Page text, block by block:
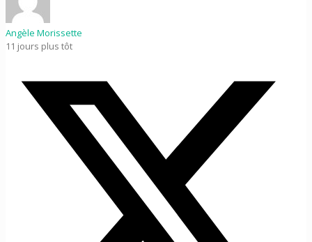
Angèle Morissette
11 jours plus tôt